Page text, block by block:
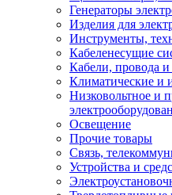
Генераторы
Изделия для
Инструменты,
Кабеленесущие
Кабели, провода и
Климатические и
Низковольтное и
Освещение
Прочие товары
Связь,
Устройства и